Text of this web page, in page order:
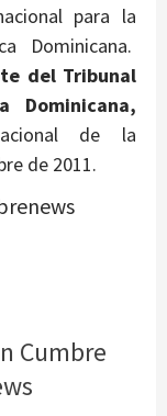
para la
Dominicana.
del Tribunal
Dominicana,
de la
de 2011.
Cumbre